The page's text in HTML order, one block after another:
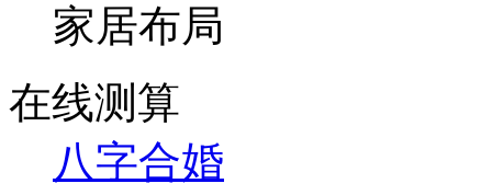
家居布局
在线测算
八字合婚